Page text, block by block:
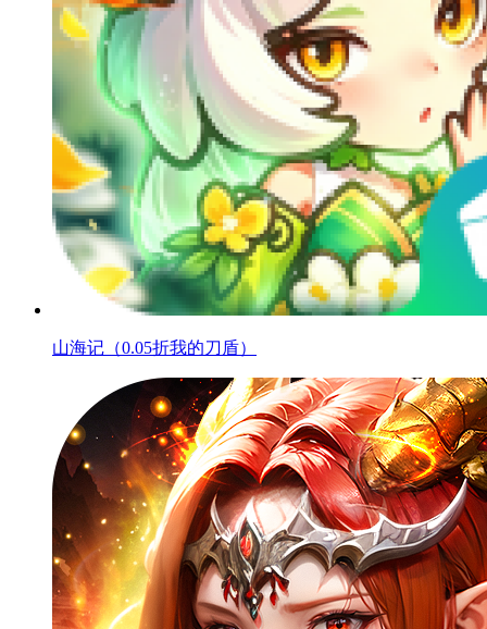
山海记（0.05折我的刀盾）